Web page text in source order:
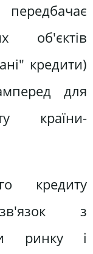
об'єктів
кредити)
для
країни-
кредиту
з
ринку і